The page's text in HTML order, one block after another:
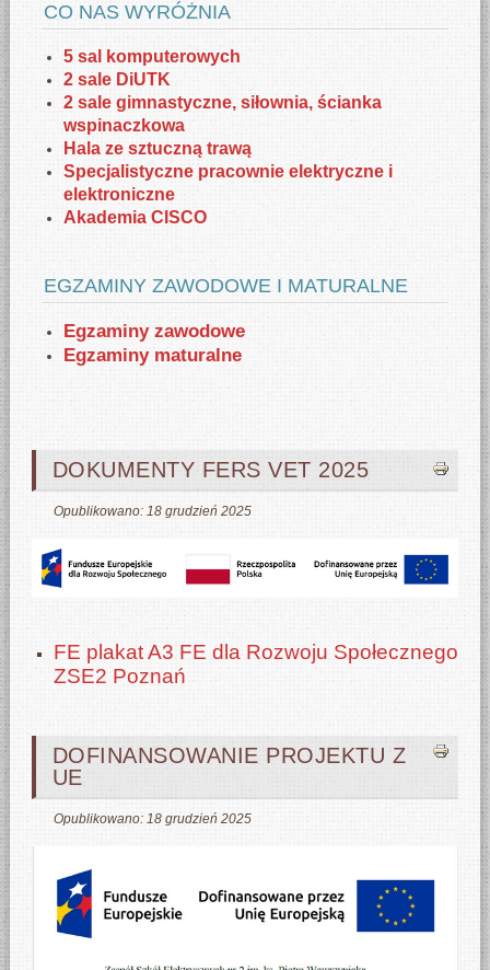
CO NAS WYRÓŻNIA
5 sal komputerowych
2 sale DiUTK
2 sale gimnastyczne, siłownia, ścianka
wspinaczkowa
Hala ze sztuczną trawą
Specjalistyczne pracownie elektryczne i
elektroniczne
Akademia CISCO
EGZAMINY ZAWODOWE I MATURALNE
Egzaminy zawodowe
Egzaminy maturalne
DOKUMENTY FERS VET 2025
Opublikowano: 18 grudzień 2025
FE plakat A3 FE dla Rozwoju Społecznego
ZSE2 Poznań
DOFINANSOWANIE PROJEKTU Z
UE
Opublikowano: 18 grudzień 2025